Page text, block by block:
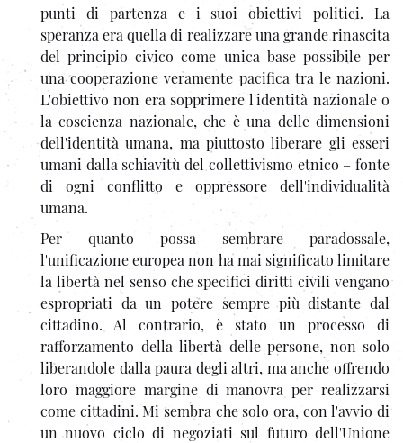
punti di partenza e i suoi obiettivi politici. La
speranza era quella di realizzare una grande rinascita
del principio civico come unica base possibile per
una cooperazione veramente pacifica tra le nazioni.
L'obiettivo non era sopprimere l'identità nazionale o
la coscienza nazionale, che è una delle dimensioni
dell'identità umana, ma piuttosto liberare gli esseri
umani dalla schiavitù del collettivismo etnico – fonte
di ogni conflitto e oppressore dell'individualità
umana.
Per quanto possa sembrare paradossale,
l'unificazione europea non ha mai significato limitare
la libertà nel senso che specifici diritti civili vengano
espropriati da un potere sempre più distante dal
cittadino. Al contrario, è stato un processo di
rafforzamento della libertà delle persone, non solo
liberandole dalla paura degli altri, ma anche offrendo
loro maggiore margine di manovra per realizzarsi
come cittadini. Mi sembra che solo ora, con l'avvio di
un nuovo ciclo di negoziati sul futuro dell'Unione